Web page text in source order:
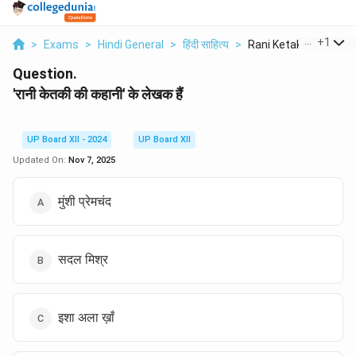
> Exams > Hindi General > हिंदी साहित्य > Rani Ketaki Ki Kahan...
+1
Question.
'रानी केतकी की कहानी' के लेखक हैं
UP Board XII - 2024
UP Board XII
Updated On: Nov 7, 2025
मुंशी प्रेमचंद
सदल मिश्र
इशा अला ख़ाँ